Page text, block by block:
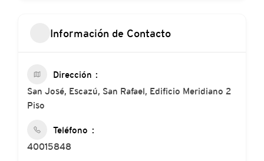
Información de Contacto
Dirección
San José, Escazú, San Rafael, Edificio Meridiano 2
Piso
Teléfono
40015848